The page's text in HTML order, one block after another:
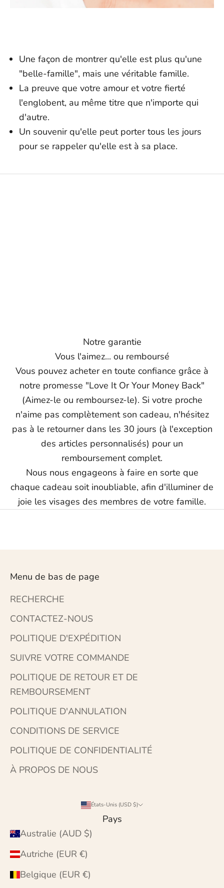
Une façon de montrer qu'elle est plus qu'une
"belle-famille", mais une véritable famille.
La preuve que votre amour et votre fierté
l'englobent, au même titre que n'importe qui
d'autre.
Un souvenir qu'elle peut porter tous les jours
pour se rappeler qu'elle est à sa place.
Notre garantie
Vous l'aimez... ou remboursé
Vous pouvez acheter en toute confiance grâce à
notre promesse "Love It Or Your Money Back"
(Aimez-le ou remboursez-le). Si votre proche
n'aime pas complètement son cadeau, n'hésitez
pas à le retourner dans les 30 jours (à l'exception
des articles personnalisés) pour un
remboursement complet.
Nous nous engageons à faire en sorte que
chaque cadeau soit inoubliable, afin d'illuminer de
joie les visages des membres de votre famille.
Menu de bas de page
RECHERCHE
CONTACTEZ-NOUS
POLITIQUE D'EXPÉDITION
SUIVRE VOTRE COMMANDE
POLITIQUE DE RETOUR ET DE
REMBOURSEMENT
POLITIQUE D'ANNULATION
CONDITIONS DE SERVICE
POLITIQUE DE CONFIDENTIALITÉ
À PROPOS DE NOUS
États-Unis (USD $)
Pays
Australie (AUD $)
Autriche (EUR €)
Belgique (EUR €)